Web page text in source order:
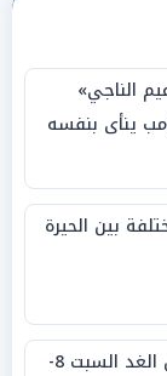
الناجي»
ينأى بنفسه
بين الحيرة
«الأرصاد» تعلن تفاصيل طقس الغد السبت 8-